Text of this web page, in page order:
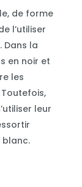
de forme
l’utiliser
Dans la
en noir et
les
leur
blanc.